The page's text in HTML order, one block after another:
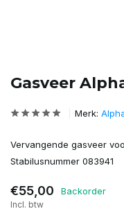
Gasveer
Merk:
Vervangende gasveer
Stabilusnummer 083941
€55,00 Backorder
Incl. btw